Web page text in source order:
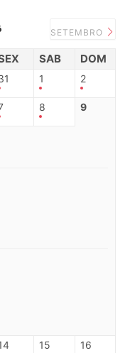
SETEMBRO
SAB DOM
1 2
8 9
15 16